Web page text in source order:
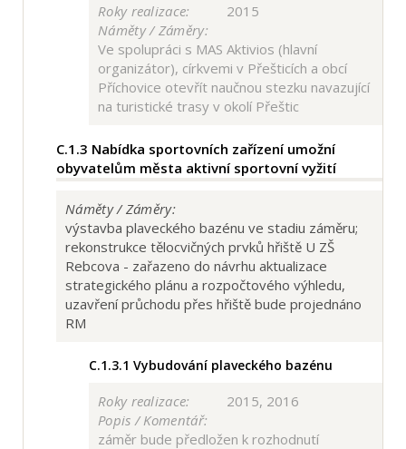
Roky realizace:
2015
Náměty / Záměry:
Ve spolupráci s MAS Aktivios (hlavní
organizátor), církvemi v Přešticích a obcí
Příchovice otevřít naučnou stezku navazující
na turistické trasy v okolí Přeštic
C.1.3 Nabídka sportovních zařízení umožní
obyvatelům města aktivní sportovní vyžití
Náměty / Záměry:
výstavba plaveckého bazénu ve stadiu záměru;
rekonstrukce tělocvičných prvků hřiště U ZŠ
Rebcova - zařazeno do návrhu aktualizace
strategického plánu a rozpočtového výhledu,
uzavření průchodu přes hřiště bude projednáno
RM
C.1.3.1 Vybudování plaveckého bazénu
Roky realizace:
2015, 2016
Popis / Komentář:
záměr bude předložen k rozhodnutí